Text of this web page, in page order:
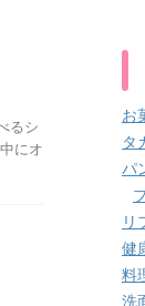
るシ
にオ
お
タ
パ
リ
健
料
洗